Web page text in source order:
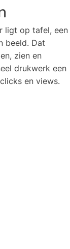
ligt op tafel, een
beeld. Dat
zien en
drukwerk een
en views.